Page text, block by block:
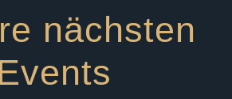
nächsten